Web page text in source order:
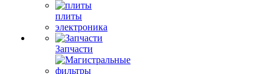
плиты
электроника
Запчасти